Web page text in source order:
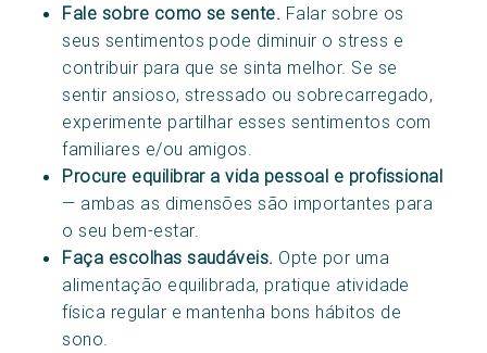
Fale sobre como se sente. Falar sobre os
seus sentimentos pode diminuir o stress e
contribuir para que se sinta melhor. Se se
sentir ansioso, stressado ou sobrecarregado,
experimente partilhar esses sentimentos com
familiares e/ou amigos.
Procure equilibrar a vida pessoal e profissional
— ambas as dimensões são importantes para
o seu bem-estar.
Faça escolhas saudáveis. Opte por uma
alimentação equilibrada, pratique atividade
física regular e mantenha bons hábitos de
sono.